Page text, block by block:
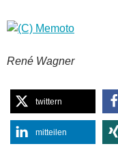
René Wagner
twittern
mitteilen